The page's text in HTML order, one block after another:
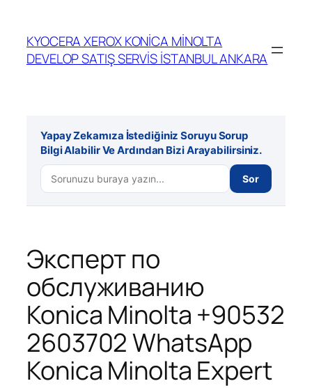
KYOCERA XEROX KONİCA MİNOLTA
DEVELOP SATIŞ SERVİS İSTANBUL ANKARA
Yapay Zekamıza İstediğiniz Soruyu Sorup
Bilgi Alabilir Ve Ardından Bizi Arayabilirsiniz.
Sor
Эксперт по
обслуживанию
Konica Minolta +90532
2603702 WhatsApp
Konica Minolta Expert